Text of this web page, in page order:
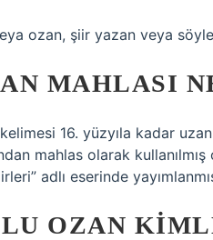
ozan, şiir yazan veya
MAHLASI
16. yüzyıla kadar
mahlas olarak
adlı eserinde
OZAN